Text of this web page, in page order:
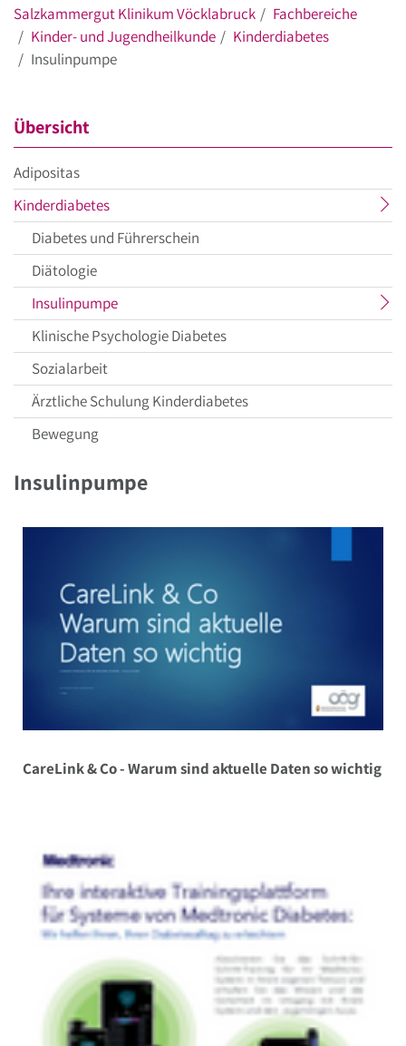
Salzkammergut Klinikum Vöcklabruck
Fachbereiche
Kinder- und Jugendheilkunde
Kinderdiabetes
Insulinpumpe
Übersicht
Adipositas
Kinderdiabetesaktueller
Menüpunkt
Diabetes und Führerschein
Diätologie
Insulinpumpeaktueller
Menüpunkt
Klinische Psychologie Diabetes
Sozialarbeit
Ärztliche Schulung Kinderdiabetes
Bewegung
Insulinpumpe
CareLink & Co - Warum sind aktuelle Daten so wichtig